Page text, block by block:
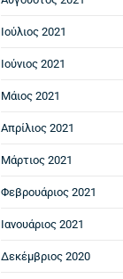
Ιούλιος 2021
Ιούνιος 2021
Μάιος 2021
Απρίλιος 2021
Μάρτιος 2021
Φεβρουάριος 2021
Ιανουάριος 2021
Δεκέμβριος 2020